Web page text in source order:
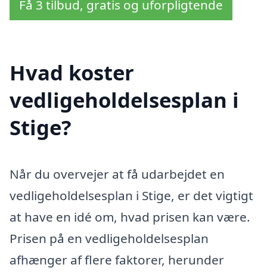
Få 3 tilbud, gratis og uforpligtende
Hvad koster
vedligeholdelsesplan i
Stige?
Når du overvejer at få udarbejdet en
vedligeholdelsesplan i Stige, er det vigtigt
at have en idé om, hvad prisen kan være.
Prisen på en vedligeholdelsesplan
afhænger af flere faktorer, herunder